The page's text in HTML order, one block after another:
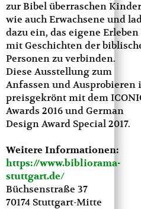
zur Bibel überraschen Kinder
wie auch Erwachsene und
dazu ein, das eigene Erleben
mit Geschichten der
Personen zu verbinden.
Diese Ausstellung zum
Anfassen und Ausprobieren
preisgekrönt mit dem
Awards 2016 und German
Design Award Special 2017.
Weitere Informationen:
https://www.bibliorama-
stuttgart.de/
Büchsenstraße 37
70174 Stuttgart-Mitte